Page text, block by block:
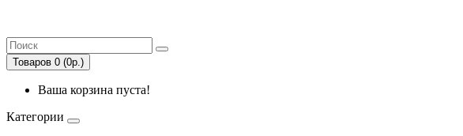
Товаров 0 (0р.)
Ваша корзина пуста!
Категории